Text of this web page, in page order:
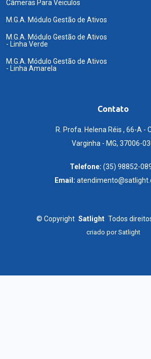
Câmeras Para Veiculos
M.G.A. Módulo Gestão de Ativos
M.G.A. Módulo Gestão de Ativos
- Linha Verde
M.G.A. Módulo Gestão de Ativos
- Linha Amarela
Contato
R. Profa. Helena Réis , 66-A -
Varginha - MG, 37006-
Telefone: (35) 98852-
Email:
© Copyright Satlight Todos
criado porSatlight